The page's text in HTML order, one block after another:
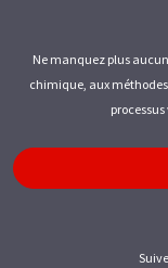
Ne manquez plus
chimique, aux